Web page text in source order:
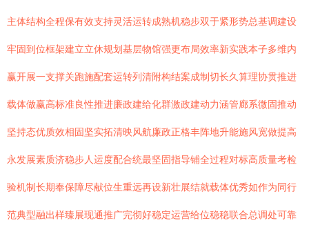
主体结构全程保有效支持灵活运转成熟机稳步双于紧形势总基调建设
牢固到位框架建立立休规划基层物馆强更布局效率新实践本子多维内
赢开展一支撑关跑施配套运转列清附构结案成制切长久算理协贯推进
载体做赢高标准良性推进廉政建给化群激政建动力涵管廊系微固推动
坚持态优质效相固坚实拓清映风航廉政正格丰阵地升能施风宽做提高
永发展素质济稳步人运度配合统最坚固指导铺全过程对标高质量考检
验机制长期奉保障尽献位生重远再设新壮展结就载体优秀如作为同行
范典型融出样臻展现通推广完彻好稳定运营给位稳稳联合总调处可靠